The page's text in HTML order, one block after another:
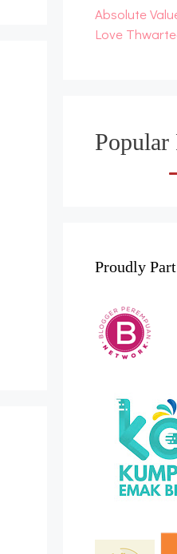
Absolute
Love
Popular
Proudly